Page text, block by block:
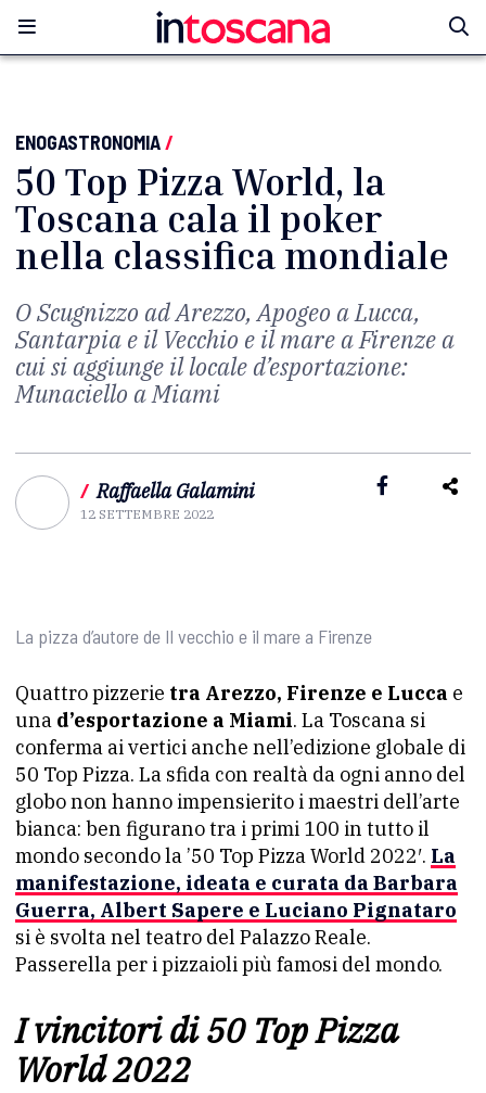
ENOGASTRONOMIA/
50 Top Pizza World, la
Toscana cala il poker
nella classifica mondiale
O Scugnizzo ad Arezzo, Apogeo a Lucca,
Santarpia e il Vecchio e il mare a Firenze a
cui si aggiunge il locale d’esportazione:
Munaciello a Miami
/ Raffaella Galamini
12 SETTEMBRE 2022
La pizza d’autore de Il vecchio e il mare a Firenze
Quattro pizzerie tra Arezzo, Firenze e Lucca e
una d’esportazione a Miami. La Toscana si
conferma ai vertici anche nell’edizione globale di
50 Top Pizza. La sfida con realtà da ogni anno del
globo non hanno impensierito i maestri dell’arte
bianca: ben figurano tra i primi 100 in tutto il
mondo secondo la ’50 Top Pizza World 2022′. La
manifestazione, ideata e curata da Barbara
Guerra, Albert Sapere e Luciano Pignataro
si è svolta nel teatro del Palazzo Reale.
Passerella per i pizzaioli più famosi del mondo.
I vincitori di 50 Top Pizza
World 2022